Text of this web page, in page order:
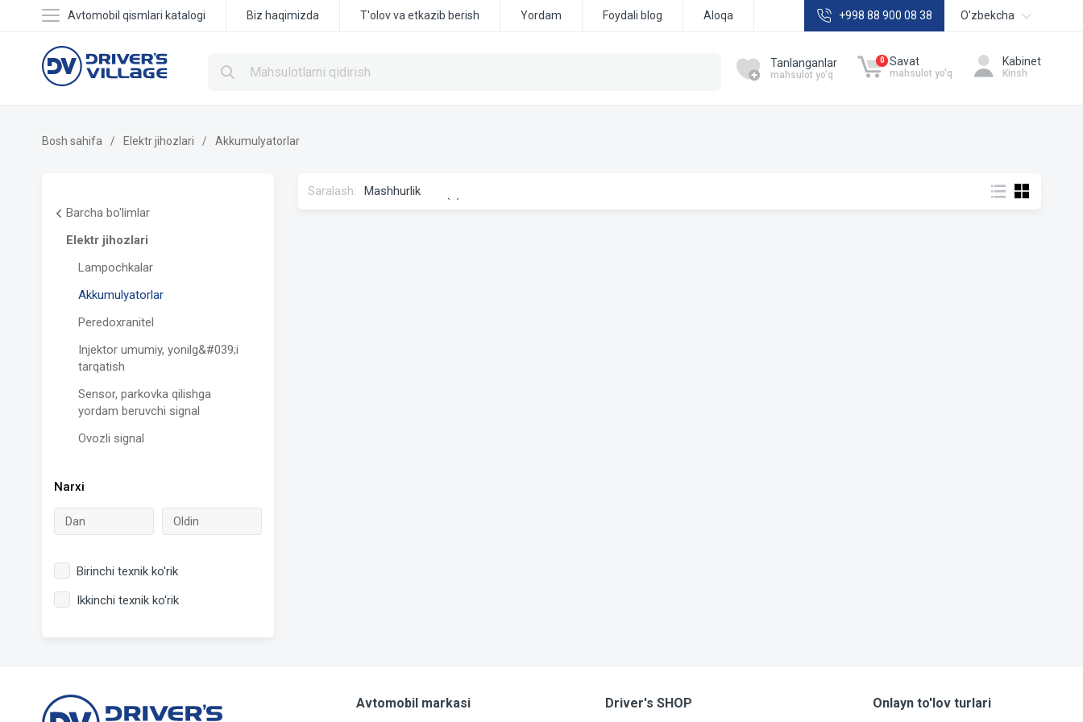
Avtomobil qismlari katalogi Biz haqimizda T'olov va etkazib berish Yordam Foydali blog Aloqa +998 88 900 08 38 Oʼzbekcha
Tanlanganlar
mahsulot yo'q
0 Savat
mahsulot yo'q
Kabinet
Kirish
Bosh sahifa Elektr jihozlari Аkkumulyatorlar
Barcha bo'limlar
Elektr jihozlari
Lampochkalar
Аkkumulyatorlar
Peredoxranitel
Injektor umumiy, yonilg&#039;i
tarqatish
Sensor, parkovka qilishga
yordam beruvchi signal
Ovozli signal
Narxi
Birinchi texnik ko'rik
Ikkinchi texnik ko'rik
Saralash:
Avtomobil markasi Driver's SHOP Onlayn to'lov turlari